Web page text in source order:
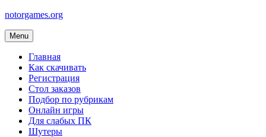
Skip
content
notorgames.org
Menu
Главная
Как скачивать
Регистрация
Стол заказов
Подбор по рубрикам
Онлайн игры
Для слабых ПК
Шутеры